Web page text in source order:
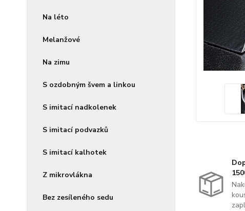
Na léto
Melanžové
Na zimu
S ozdobným švem a linkou
S imitací nadkolenek
S imitací podvazků
S imitací kalhotek
Z mikrovlákna
Bez zesíleného sedu